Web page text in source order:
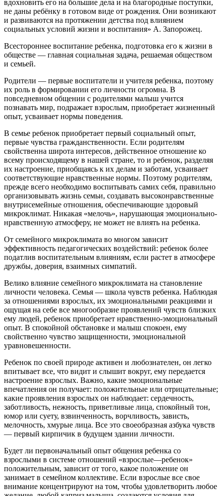
вдохновить его на большие дела и на благородные поступки,
не даны ребёнку в готовом виде от рождения. Они возникают
и развиваются на протяжении детства под влиянием
социальных условий жизни и воспитания» А. Запорожец.
Всестороннее воспитание ребенка, подготовка его к жизни в
обществе — главная социальная задача, решаемая обществом
и семьей.
Родители — первые воспитатели и учителя ребенка, поэтому
их роль в формировании его личности огромна. В
повседневном общении с родителями малыш учится
познавать мир, подражает взрослым, приобретает жизненный
опыт, усваивает нормы поведения.
В семье ребенок приобретает первый социальный опыт,
первые чувства гражданственности. Если родителям
свойственна широта интересов, действенное отношение ко
всему происходящему в нашей стране, то и ребенок, разделяя
их настроение, приобщаясь к их делам и заботам, усваивает
соответствующие нравственные нормы. Поэтому родителям,
прежде всего необходимо воспитывать самих себя, правильно
организовывать жизнь семьи, создавать высоконравственные
внутрисемейные отношения, обеспечивающие здоровый
микроклимат. Никакая «мелочь», нарушающая эмоционально-
нравственную атмосферу, не может не влиять на ребенка.
От семейного микроклимата во многом зависит
эффективность педагогических воздействий: ребенок более
податлив воспитательным влияниям, если растет в атмосфере
дружбы, доверия, взаимных симпатий.
Велико влияние семейного микроклимата на становление
личности человека. Семья — школа чувств ребенка. Наблюдая
за отношениями взрослых, их эмоциональными реакциями и
ощущая на себе все многообразие проявлений чувств близких
ему людей, ребенок приобретает нравственно-эмоциональный
опыт. В спокойной обстановке и малыш спокоен, ему
свойственно чувство защищенности, эмоциональной
уравновешенности.
Ребенок по своей природе активен и любознателен, он легко
впитывает все, что видит и слышит вокруг, ему передается
настроение взрослых. Важно, какие эмоциональные
впечатления он получает: положительные или отрицательные;
какие проявления взрослых он наблюдает: сердечность,
заботливость, нежность, приветливые лица, спокойный тон,
юмор или суету, взвинченность, ворчливость, зависть,
мелочность, хмурые лица. Все это своеобразная азбука чувств
— первый кирпичик в будущем здании личности.
Будет ли первоначальный опыт общения ребенка со
взрослыми в системе отношений «взрослые—ребенок»
положительным, зависит от того, какое положение он
занимает в семейном коллективе. Если взрослые все свое
внимание концентрируют на том, чтобы удовлетворить любое